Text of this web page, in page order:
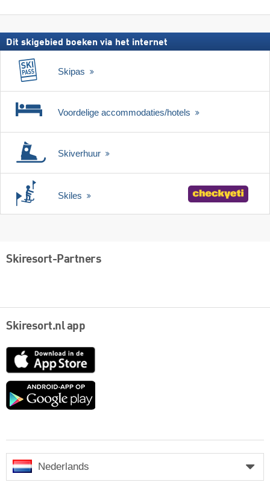
Dit skigebied boeken via het internet
Skipas
Voordelige accommodaties/hotels
Skiverhuur
Skiles
Skiresort-Partners
Skiresort.nl app
App
Google
Nederlands